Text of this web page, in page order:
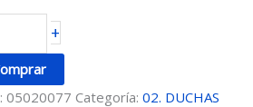
+
05020077 Categoría:02. DUCHAS